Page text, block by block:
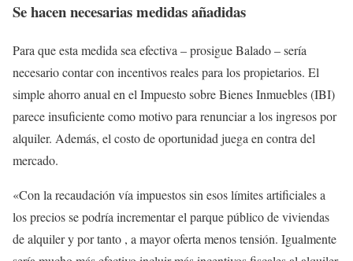
Se hacen necesarias medidas añadidas
Para que esta medida sea efectiva – prosigue Balado – sería
necesario contar con incentivos reales para los propietarios. El
simple ahorro anual en el Impuesto sobre Bienes Inmuebles (IBI)
parece insuficiente como motivo para renunciar a los ingresos por
alquiler. Además, el costo de oportunidad juega en contra del
mercado.
«Con la recaudación vía impuestos sin esos límites artificiales a
los precios se podría incrementar el parque público de viviendas
de alquiler y por tanto , a mayor oferta menos tensión. Igualmente